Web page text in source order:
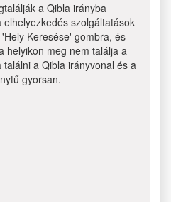
a Qibla irányba
szolgáltatások
Keresése' gombra, és
helyikon meg nem találja a
a Qibla irányvonal és a
gyorsan.